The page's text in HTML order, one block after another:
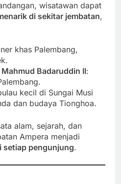
wisatawan dapat
di sekitar jembatan,
khas Palembang,
Badaruddin II:
kecil di Sungai Musi
dan budaya Tionghoa.
alam, sejarah, dan
Ampera menjadi
setiap pengunjung.